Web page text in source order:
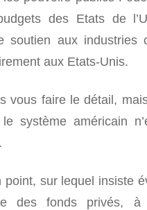
des Etats de
soutien aux industries
aux Etats-Unis.
vous faire le détail,
système américain
point, sur lequel insiste
des fonds privés,